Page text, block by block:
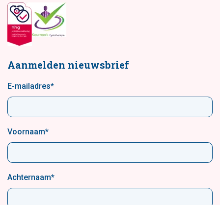
Aanmelden nieuwsbrief
E-mailadres*
Voornaam*
Achternaam*